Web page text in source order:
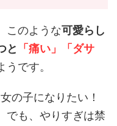
このような可愛らし
と
「痛い」「ダサ
うです。
の子になりたい！
でも、やりすぎは禁